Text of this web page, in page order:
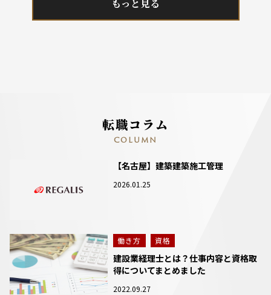
もっと見る
転職コラム
COLUMN
【名古屋】建築建築施工管理
2026.01.25
働き方 資格
建設業経理士とは？仕事内容と資格取
得についてまとめました
2022.09.27